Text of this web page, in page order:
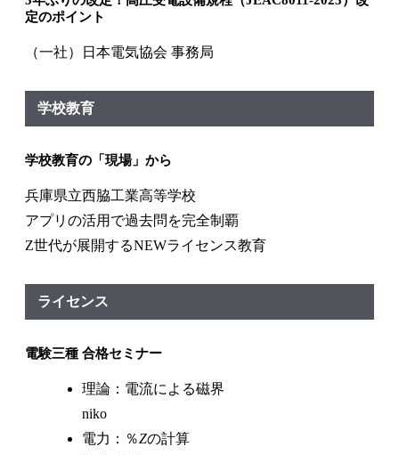
定のポイント
（一社）日本電気協会 事務局
学校教育
学校教育の「現場」から
兵庫県立西脇工業高等学校
アプリの活用で過去問を完全制覇
Z世代が展開するNEWライセンス教育
ライセンス
電験三種 合格セミナー
理論：電流による磁界
niko
電力：％Zの計算